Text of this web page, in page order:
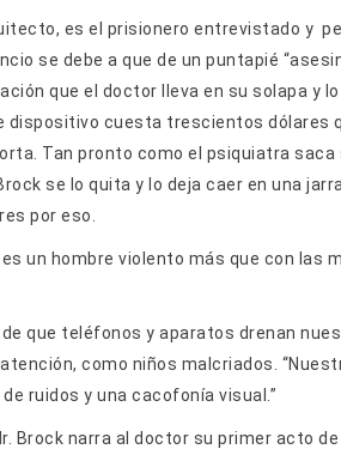
es el prisionero entrevistado y
se debe a que de un puntapié
que el doctor lleva en su solapa y lo
dispositivo cuesta trescientos dólares
Tan pronto como el psiquiatra
se lo quita y lo deja caer en una
por eso.
es un hombre violento más que con las
que teléfonos y aparatos drenan
como niños malcriados.
ruidos y una cacofonía visual.”
Brock narra al doctor su primer acto